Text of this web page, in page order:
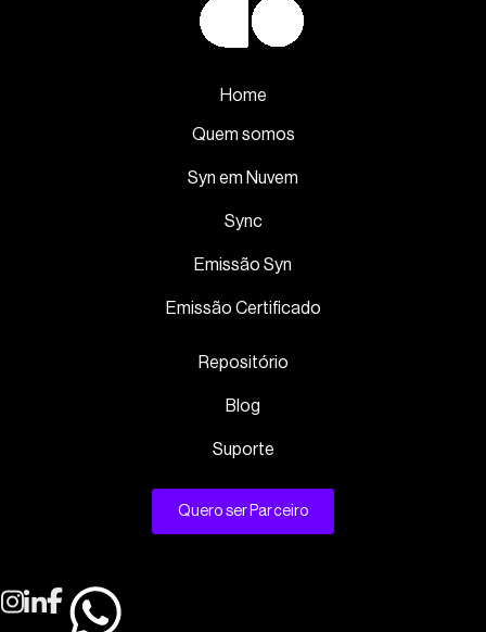
Home
Quem somos
Syn em Nuvem
Sync
Emissão Syn
Emissão Certificado
Repositório
Blog
Suporte
Quero ser Parceiro